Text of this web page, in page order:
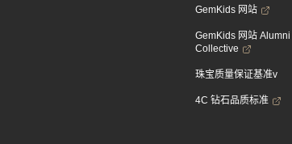
GemKids 网站
GemKids 网站 Alumni
Collective
珠宝质量保证基准v
4C 钻石品质标准